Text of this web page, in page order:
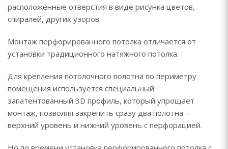
расположенные отверстия в виде рисунка цветов,
спиралей, других узоров.
Монтаж перфорированного потолка отличается от
установки традиционного натяжного потолка.
Для крепления потолочного полотна по периметру
помещения используется специальный
запатентованный 3D профиль, который упрощает
монтаж, позволяя закрепить сразу два полотна –
верхний уровень и нижний уровень с перфорацией.